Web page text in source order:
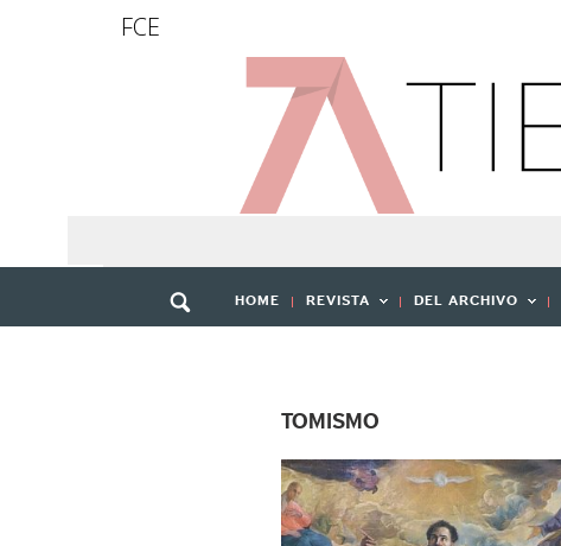
FCE
HOME REVISTA DEL ARCHIVO
TOMISMO